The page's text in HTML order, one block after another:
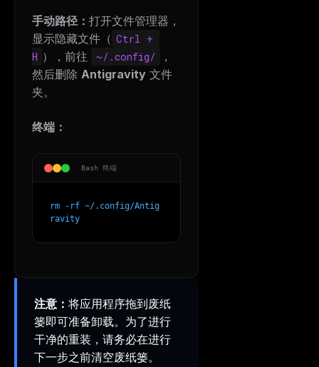
手动路径： 打开文件管理器，
显示隐藏文件（ Ctrl +
H ），前往 ~/.config/
，
然后删除 Antigravity 文件
夹。
终端：
Bash 终端
rm -rf ~/.config/Antig
ravity
注意： 将应用程序拖到废纸
篓即可准备卸载。为了进行
干净的重装，请务必在进行
下一步之前清空废纸篓。